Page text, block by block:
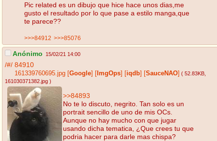
Pic related es un dibujo que hice hace unos dias,me
gusto el resultado por lo que pase a estilo manga,que
te parece??
>>>84912 >>>85076
Anónimo 15/02/21 14:00
/#/ 84910
161339760695.jpg Google ImgOps iqdb SauceNAO ( 52.83KB
161030371382.jpg )
>>84893
No te lo discuto, negrito. Tan solo es un
portrait sencillo de uno de mis OCs.
Aunque no hay mucho con que jugar
usando dicha tematica, ¿Que crees tu que
podria hacer para darle mas chispa?